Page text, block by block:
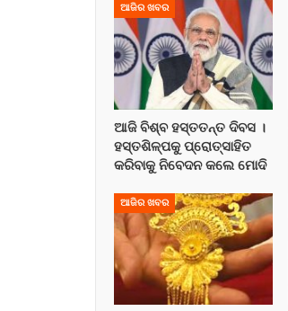
ଆଜିର ଖବର
ଆଜି ବିଶ୍ବ ହସ୍ତତନ୍ତ ଦିବସ ।
ହସ୍ତଶିଳ୍ପକୁ ପ୍ରୋତ୍ସାହିତ
କରିବାକୁ ନିବେଦନ କଲେ ମୋଦି
ଆଜିର ଖବର